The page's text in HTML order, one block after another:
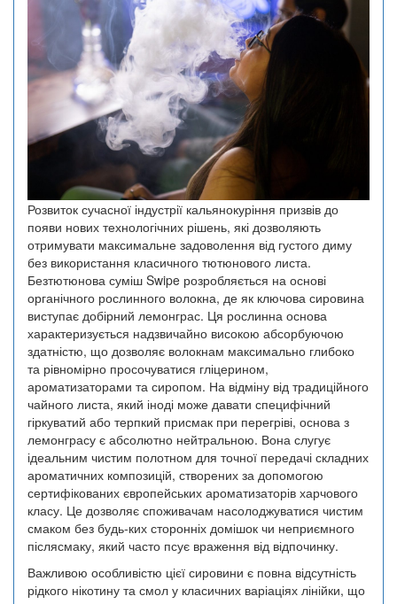
Розвиток сучасної індустрії кальянокуріння призвів до
появи нових технологічних рішень, які дозволяють
отримувати максимальне задоволення від густого диму
без використання класичного тютюнового листа.
Безтютюнова суміш Swipe розробляється на основі
органічного рослинного волокна, де як ключова сировина
виступає добірний лемонграс. Ця рослинна основа
характеризується надзвичайно високою абсорбуючою
здатністю, що дозволяє волокнам максимально глибоко
та рівномірно просочуватися гліцерином,
ароматизаторами та сиропом. На відміну від традиційного
чайного листа, який іноді може давати специфічний
гіркуватий або терпкий присмак при перегріві, основа з
лемонграсу є абсолютно нейтральною. Вона слугує
ідеальним чистим полотном для точної передачі складних
ароматичних композицій, створених за допомогою
сертифікованих європейських ароматизаторів харчового
класу. Це дозволяє споживачам насолоджуватися чистим
смаком без будь-ких сторонніх домішок чи неприємного
післясмаку, який часто псує враження від відпочинку.
Важливою особливістю цієї сировини є повна відсутність
рідкого нікотину та смол у класичних варіаціях лінійки, що